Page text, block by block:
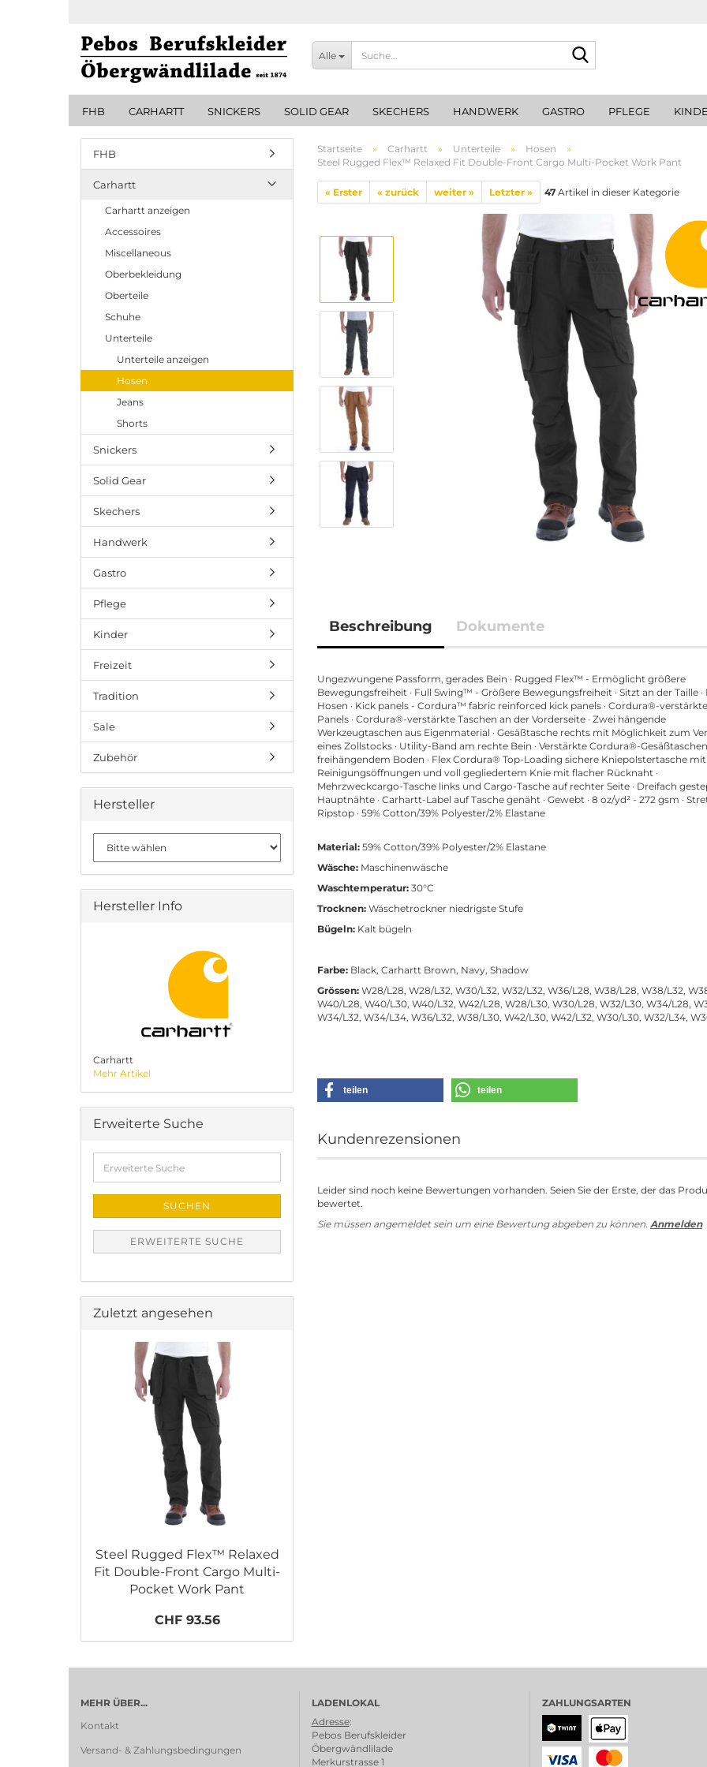
Alle
FHB CARHARTT SNICKERS SOLID GEAR SKECHERS HANDWERK GASTRO PFLEGE
Startseite » Carhartt » Unterteile » Hosen
»
Steel Rugged Flex™ Relaxed Fit Double-Front Cargo Multi-Pocket Work Pant
« Erster « zurück weiter » Letzter » 47 Artikel in dieser Kategorie
Beschreibung Dokumente
Ungezwungene Passform, gerades Bein · Rugged Flex™ - Ermöglicht größere
Bewegungsfreiheit · Full Swing™ - Größere Bewegungsfreiheit · Sitzt an der Taille ·
Hosen · Kick panels - Cordura™ fabric reinforced kick panels · Cordura®-
Panels · Cordura®-verstärkte Taschen an der Vorderseite · Zwei hängende
Werkzeugtaschen aus Eigenmaterial · Gesäßtasche rechts mit Möglichkeit zum
eines Zollstocks · Utility-Band am rechte Bein · Verstärkte Cordura®-
freihängendem Boden · Flex Cordura® Top-Loading sichere Kniepolstertasche mit
Reinigungsöffnungen und voll gegliedertem Knie mit flacher Rücknaht ·
Mehrzweckcargo-Tasche links und Cargo-Tasche auf rechter Seite · Dreifach
Hauptnähte · Carhartt-Label auf Tasche genäht · Gewebt · 8 oz/yd² - 272 gsm ·
Ripstop · 59% Cotton/39% Polyester/2% Elastane
Material: 59% Cotton/39% Polyester/2% Elastane
Wäsche: Maschinenwäsche
Waschtemperatur: 30°C
Trocknen: Wäschetrockner niedrigste Stufe
Bügeln: Kalt bügeln
Farbe: Black, Carhartt Brown, Navy, Shadow
Grössen: W28/L28, W28/L32, W30/L32, W32/L32, W36/L28, W38/L28, W38/L32,
W40/L28, W40/L30, W40/L32, W42/L28, W28/L30, W30/L28, W32/L30, W34/L28,
W34/L32, W34/L34, W36/L32, W38/L30, W42/L30, W42/L32, W30/L30, W32/L34,
teilen teilen
Kundenrezensionen
Leider sind noch keine Bewertungen vorhanden. Seien Sie der Erste, der das
bewertet.
Sie müssen angemeldet sein um eine Bewertung abgeben zu können. Anmelden
FHB
Carhartt
Carhartt anzeigen
Accessoires
Miscellaneous
Oberbekleidung
Oberteile
Schuhe
Unterteile
Unterteile anzeigen
Hosen
Jeans
Shorts
Snickers
Solid Gear
Skechers
Handwerk
Gastro
Pflege
Kinder
Freizeit
Tradition
Sale
Zubehör
Hersteller
Hersteller Info
Carhartt
Mehr Artikel
Erweiterte Suche
Suche
SUCHEN
ERWEITERTE SUCHE
Zuletzt angesehen
Steel Rugged Flex™ Relaxed
Fit Double-Front Cargo Multi-
Pocket Work Pant
CHF 93.56
MEHR ÜBER...
Kontakt
Versand- & Zahlungsbedingungen
LADENLOKAL
Adresse:
Pebos Berufskleider
Öbergwändlilade
Merkurstrasse 1
ZAHLUNGSARTEN